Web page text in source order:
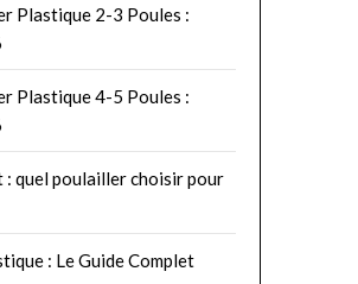
Plastique 2-3 Poules :
Plastique 4-5 Poules :
: quel poulailler choisir pour
: Le Guide Complet